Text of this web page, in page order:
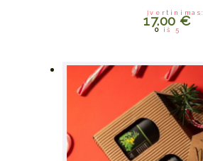
Įvertinimas:
0 iš 5
17.00€